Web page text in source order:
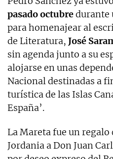
pasado octubredurante
para homenajear al
de Literatura, José
sin agenda junto a su
alojarse en unas
Nacional destinadas a
turística de las Islas
España’.
La Mareta fue un regalo
Jordania a Don Juan